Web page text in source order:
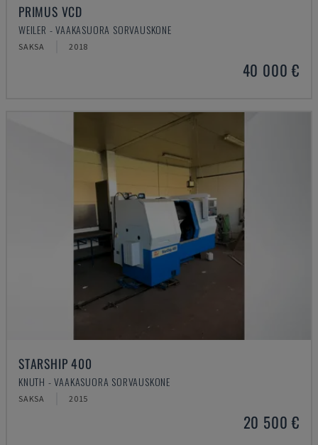
PRIMUS VCD
WEILER - VAAKASUORA SORVAUSKONE
SAKSA 2018
40 000 €
STARSHIP 400
KNUTH - VAAKASUORA SORVAUSKONE
SAKSA 2015
20 500 €